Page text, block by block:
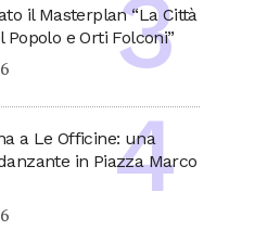
il Masterplan “La Città
Popolo e Orti Folconi”
a Le Officine: una
in Piazza Marco